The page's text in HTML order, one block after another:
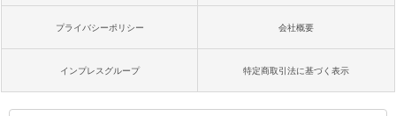
プライバシーポリシー 会社概要
インプレスグループ 特定商取引法に基づく表示